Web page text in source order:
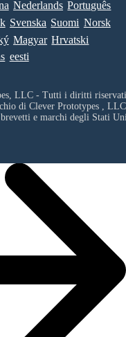
Nederlands Português
Svenska Suomi Norsk
Magyar Hrvatski
eesti
LLC - Tutti i diritti
di Clever Prototypes , LLC
e marchi degli Stati